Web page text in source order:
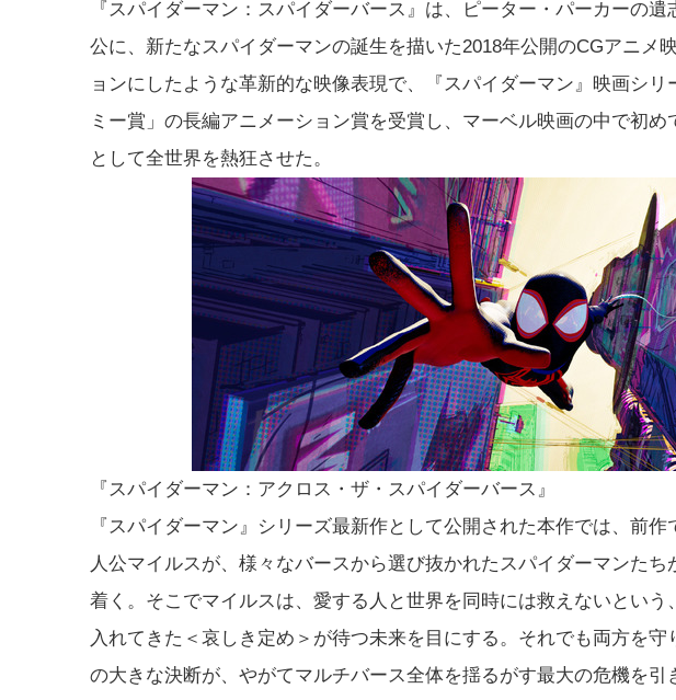
『スパイダーマン：スパイダーバース』は、ピーター・パーカーの
公に、新たなスパイダーマンの誕生を描いた2018年公開のCGアニメ
ョンにしたような革新的な映像表現で、『スパイダーマン』映画シ
ミー賞」の長編アニメーション賞を受賞し、マーベル映画の中で初
として全世界を熱狂させた。
『スパイダーマン：アクロス・ザ・スパイダーバース』
『スパイダーマン』シリーズ最新作として公開された本作では、前
人公マイルスが、様々なバースから選び抜かれたスパイダーマンた
着く。そこでマイルスは、愛する人と世界を同時には救えないとい
入れてきた＜哀しき定め＞が待つ未来を目にする。それでも両方を
の大きな決断が、やがてマルチバース全体を揺るがす最大の危機を引